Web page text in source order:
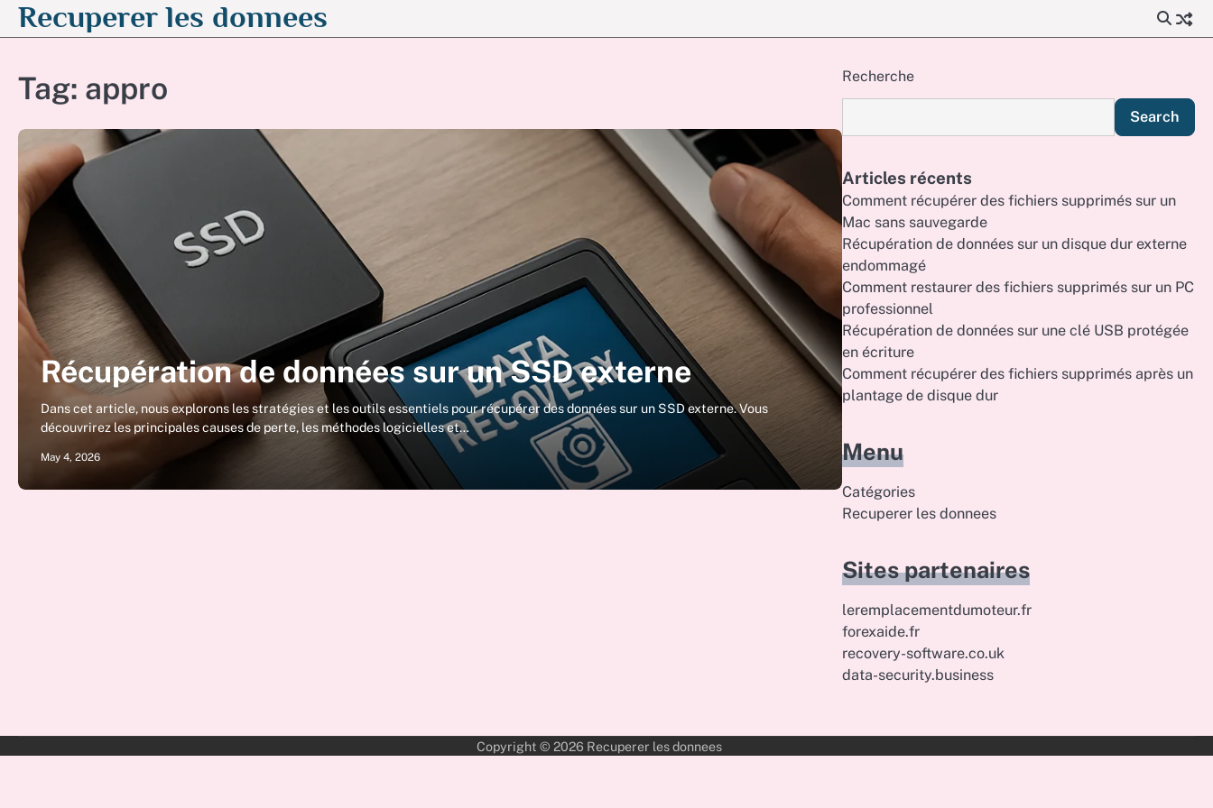
SkipRecuperer les donnees
Tag: appro
Récupération de données sur un SSD externe
Dans cet article, nous explorons les stratégies et les outils essentiels pour récupérer des données sur un SSD externe. Vous
découvrirez les principales causes de perte, les méthodes logicielles et…
May 4, 2026
Recherche
Search
Articles récents
Comment récupérer des fichiers supprimés sur un
Mac sans sauvegarde
Récupération de données sur un disque dur externe
endommagé
Comment restaurer des fichiers supprimés sur un PC
professionnel
Récupération de données sur une clé USB protégée
en écriture
Comment récupérer des fichiers supprimés après un
plantage de disque dur
Menu
Catégories
Recuperer les donnees
Sites partenaires
leremplacementdumoteur.fr
forexaide.fr
recovery-software.co.uk
data-security.business
Copyright © 2026 Recuperer les donnees